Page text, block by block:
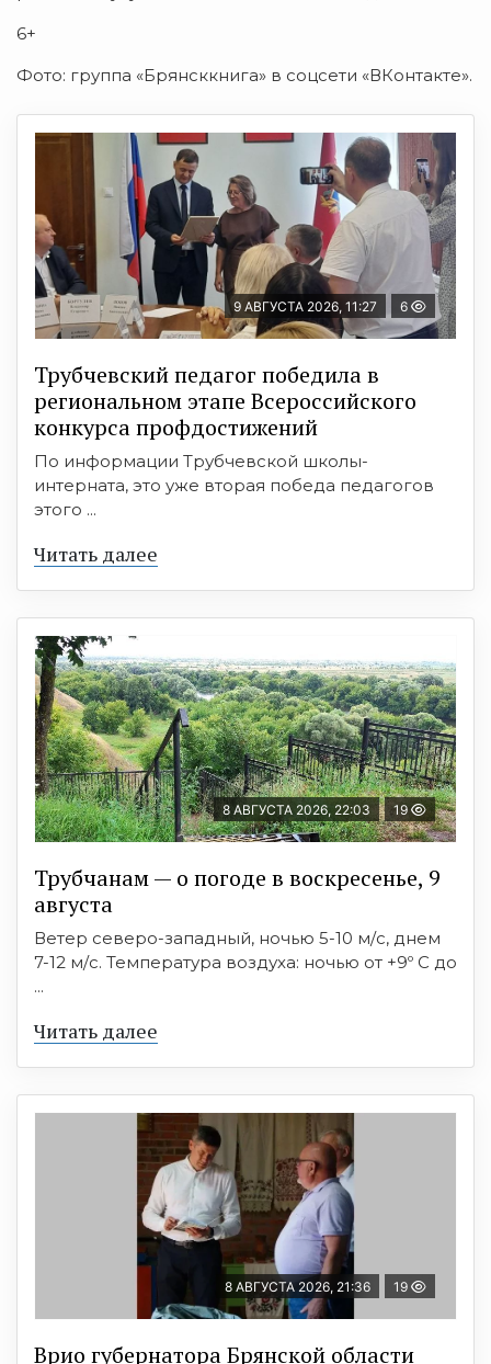
6+
Фото: группа «Брянсккнига» в соцсети «ВКонтакте».
9 АВГУСТА 2026, 11:27 6
Трубчевский педагог победила в
региональном этапе Всероссийского
конкурса профдостижений
По информации Трубчевской школы-
интерната, это уже вторая победа педагогов
этого ...
Читать далее
8 АВГУСТА 2026, 22:03 19
Трубчанам — о погоде в воскресенье, 9
августа
Ветер северо-западный, ночью 5-10 м/с, днем
7-12 м/с. Температура воздуха: ночью от +9º C до
...
Читать далее
8 АВГУСТА 2026, 21:36 19
Врио губернатора Брянской области